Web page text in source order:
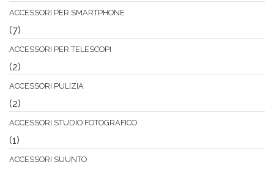
ACCESSORI PER SMARTPHONE
(7)
ACCESSORI PER TELESCOPI
(2)
ACCESSORI PULIZIA
(2)
ACCESSORI STUDIO FOTOGRAFICO
(1)
ACCESSORI SUUNTO